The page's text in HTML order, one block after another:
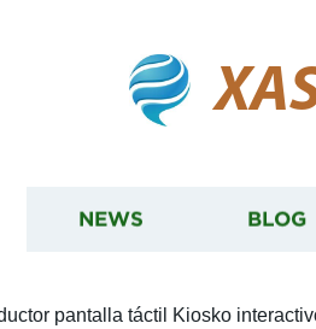
NEWS BLOG
pantalla táctil Kiosko